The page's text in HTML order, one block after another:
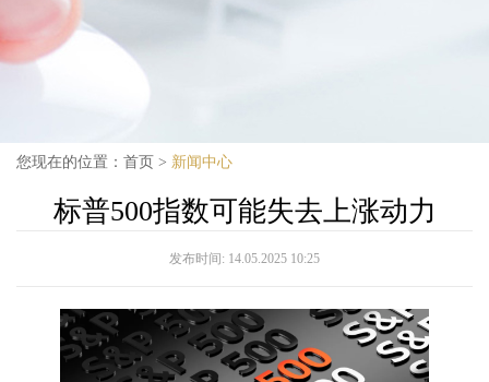
您现在的位置： 首页 > 新闻中心
标普500指数可能失去上涨动力
发布时间: 14.05.2025 10:25